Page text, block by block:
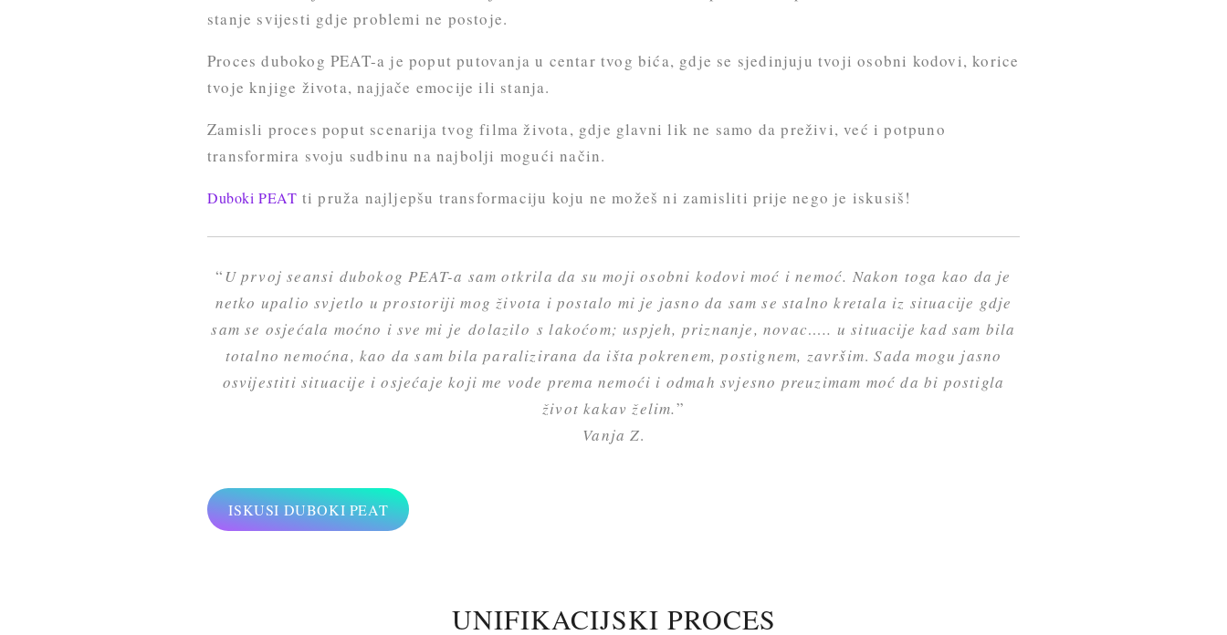
stanje svijesti gdje problemi ne postoje.
Proces dubokog PEAT-a je poput putovanja u centar tvog bića, gdje se sjedinjuju tvoji osobni kodovi, korice
tvoje knjige života, najjače emocije ili stanja.
Zamisli proces poput scenarija tvog filma života, gdje glavni lik ne samo da preživi, već i potpuno
transformira svoju sudbinu na najbolji mogući način.
Duboki PEAT ti pruža najljepšu transformaciju koju ne možeš ni zamisliti prije nego je iskusiš!
“U prvoj seansi dubokog PEAT-a sam otkrila da su moji osobni kodovi moć i nemoć. Nakon toga kao da je
netko upalio svjetlo u prostoriji mog života i postalo mi je jasno da sam se stalno kretala iz situacije gdje
sam se osjećala moćno i sve mi je dolazilo s lakoćom; uspjeh, priznanje, novac….. u situacije kad sam bila
totalno nemoćna, kao da sam bila paralizirana da išta pokrenem, postignem, završim.Sada mogu jasno
osvijestiti situacije i osjećaje koji me vode prema nemoći i odmah svjesno preuzimam moć da bi postigla
život kakav želim.”
Vanja Z.
ISKUSI DUBOKI PEAT
UNIFIKACIJSKI PROCES